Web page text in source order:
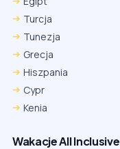
Turcja
Tunezja
Grecja
Hiszpania
Cypr
Kenia
Wakacje All Inclusive